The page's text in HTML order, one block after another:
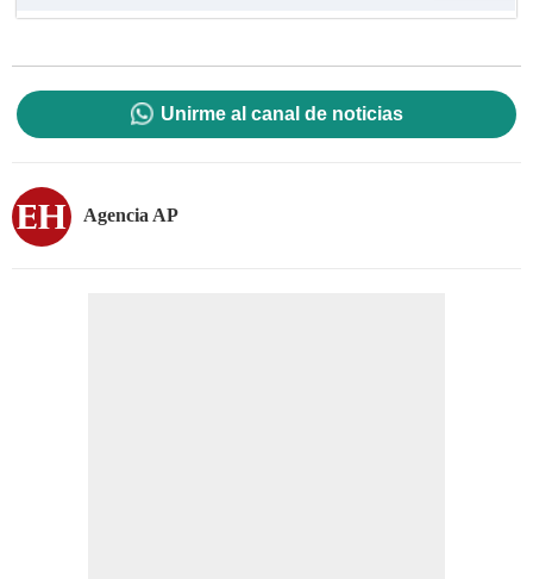
Unirme al canal de noticias
Agencia AP